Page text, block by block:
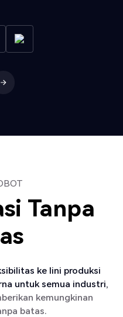
Tanpa
ke lini produksi
untuk semua industri,
kemungkinan
batas.